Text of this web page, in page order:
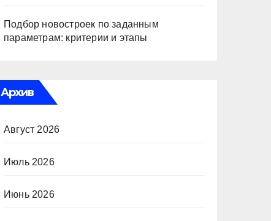
Подбор новостроек по заданным
параметрам: критерии и этапы
Архив
Август 2026
Июль 2026
Июнь 2026